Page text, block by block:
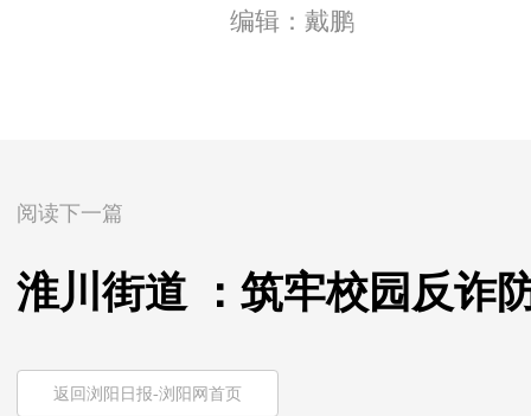
编辑：戴鹏
阅读下一篇
淮川街道 ：筑牢校园反诈
返回浏阳日报-浏阳网首页